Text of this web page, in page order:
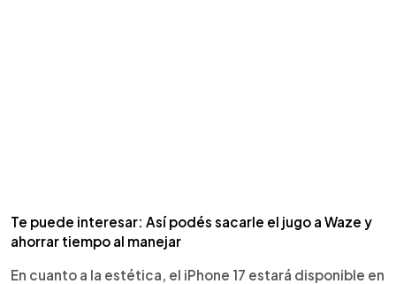
Te puede interesar: Así podés sacarle el jugo a Waze y
ahorrar tiempo al manejar
En cuanto a la estética, el iPhone 17 estará disponible en